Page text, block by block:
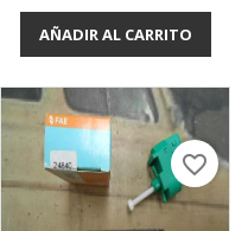
AÑADIR AL CARRITO
favorite_border